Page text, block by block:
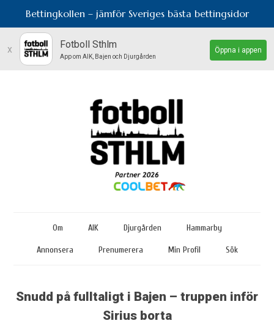
Bettingkollen – jämför Sveriges bästa bettingsidor
x Fotboll Sthlm
App om AIK, Bajen och Djurgården
Öppna i appen
Om AIK Djurgården Hammarby
Annonsera Prenumerera Min Profil Sök
Snudd på fulltaligt i Bajen – truppen inför
Sirius borta